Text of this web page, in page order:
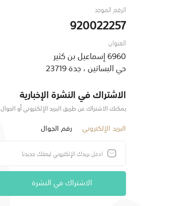
الرقم الموحد
920022257
العنوان
6960 إسماعيل بن كثير
حي البساتين ، جدة 23719
الاشتراك في النشرة الإخبارية
يمكنك الاشتراك عن طريق البريد الإلكتروني أو الجوال
البريد الإلكتروني رقم الجوال
الاشتراك في النشرة